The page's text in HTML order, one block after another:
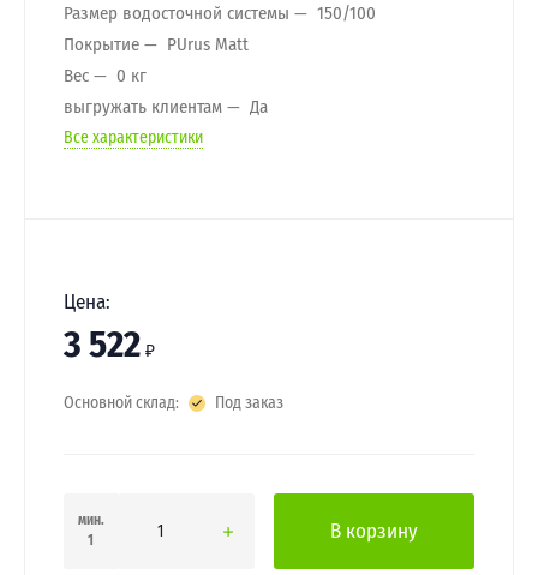
Размер водосточной системы
150/100
Покрытие
PUrus Matt
Вес
0 кг
выгружать клиентам
Да
Все характеристики
Цена:
3 522 ₽
Основной склад: Под заказ
мин.
1
В корзину